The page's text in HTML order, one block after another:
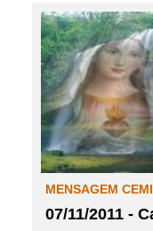
MENSAGEM
07/11/2011 -